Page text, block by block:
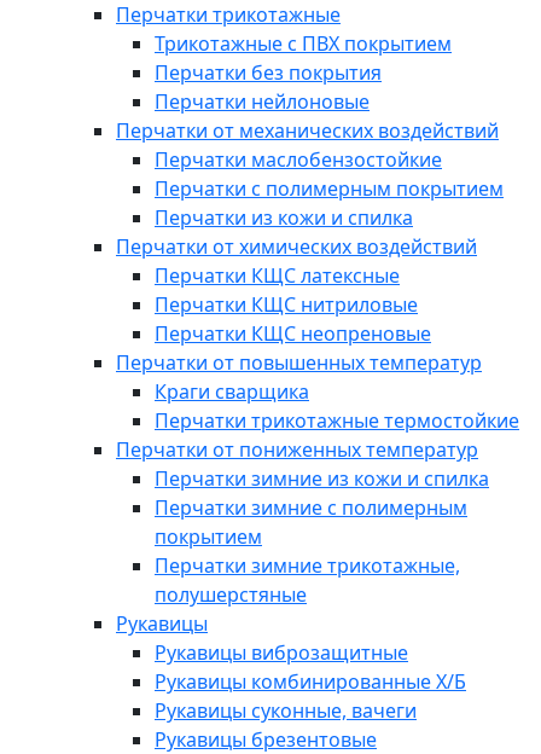
Перчатки трикотажные
Трикотажные с ПВХ покрытием
Перчатки без покрытия
Перчатки нейлоновые
Перчатки от механических воздействий
Перчатки маслобензостойкие
Перчатки с полимерным покрытием
Перчатки из кожи и спилка
Перчатки от химических воздействий
Перчатки КЩС латексные
Перчатки КЩС нитриловые
Перчатки КЩС неопреновые
Перчатки от повышенных температур
Краги сварщика
Перчатки трикотажные термостойкие
Перчатки от пониженных температур
Перчатки зимние из кожи и спилка
Перчатки зимние с полимерным
покрытием
Перчатки зимние трикотажные,
полушерстяные
Рукавицы
Рукавицы виброзащитные
Рукавицы комбинированные Х/Б
Рукавицы суконные, вачеги
Рукавицы брезентовые